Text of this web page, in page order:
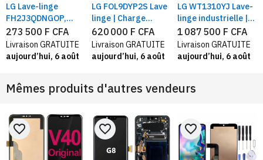
LG Lave-linge
FH2J3QDNGOP,
Capacité 7 kg,
direct drive, Blanc
273 500 F CFA
Livraison GRATUITE
aujourd’hui, 6 août
LG FOL9DYP2S Lave
linge | Charge
frontale 15 KG | 6
Motion Direct
IADrive™ | Inverter
620 000 F CFA
Livraison GRATUITE
aujourd’hui, 6 août
LG WT1310YJ Lave-
linge industrielle |
Lavage 13KG /
Séchage 10KG ,avec
technologie Centre
1 087 500 F CFA
Livraison GRATUITE
aujourd’hui, 6 août
Mêmes produits d'autres vendeurs
favorite_border favorite_border favorite_border